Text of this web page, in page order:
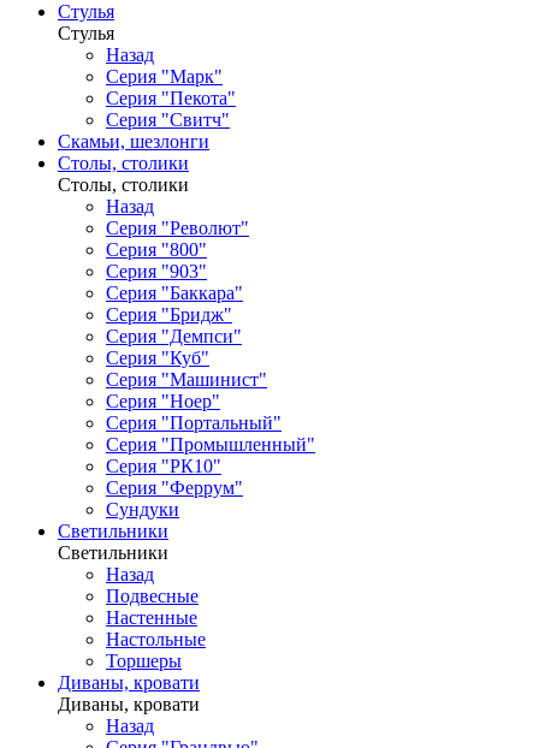
Стулья
Стулья
Назад
Серия "Марк"
Серия "Пекота"
Серия "Свитч"
Скамьи, шезлонги
Столы, столики
Столы, столики
Назад
Серия "Револют"
Серия "800"
Серия "903"
Серия "Баккара"
Серия "Бридж"
Серия "Демпси"
Серия "Куб"
Серия "Машинист"
Серия "Ноер"
Серия "Портальный"
Серия "Промышленный"
Серия "РК10"
Серия "Феррум"
Сундуки
Светильники
Светильники
Назад
Подвесные
Настенные
Настольные
Торшеры
Диваны, кровати
Диваны, кровати
Назад